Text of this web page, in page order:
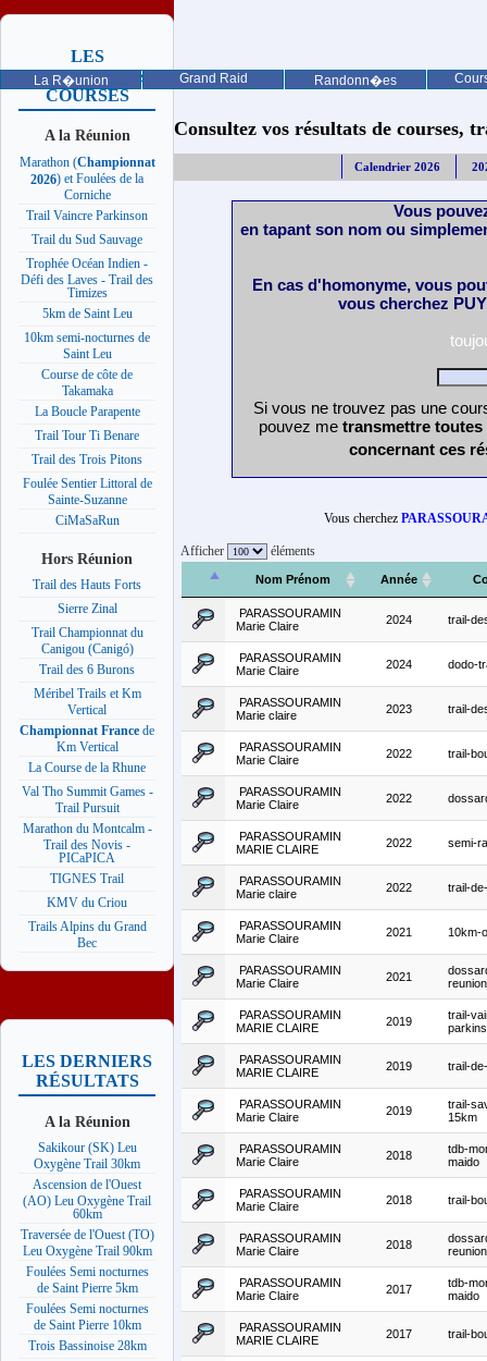
La R�union Grand Raid Randonn�es
LES
PROCHAINES
COURSES
A la Réunion
Marathon (Championnat
2026) et Foulées de la
Corniche
Trail Vaincre Parkinson
Trail du Sud Sauvage
Trophée Océan Indien -
Défi des Laves - Trail des
Timizes
5km de Saint Leu
10km semi-nocturnes de
Saint Leu
Course de côte de
Takamaka
La Boucle Parapente
Trail Tour Ti Benare
Trail des Trois Pitons
Foulée Sentier Littoral de
Sainte-Suzanne
CiMaSaRun
Hors Réunion
Trail des Hauts Forts
Sierre Zinal
Trail Championnat du
Canigou (Canigó)
Trail des 6 Burons
Méribel Trails et Km
Vertical
Championnat France de
Km Vertical
La Course de la Rhune
Val Tho Summit Games -
Trail Pursuit
Marathon du Montcalm -
Trail des Novis -
PICaPICA
TIGNES Trail
KMV du Criou
Trails Alpins du Grand
Bec
LES DERNIERS
RÉSULTATS
A la Réunion
Sakikour (SK) Leu
Oxygène Trail 30km
Ascension de l'Ouest
(AO) Leu Oxygène Trail
60km
Traversée de l'Ouest (TO)
Leu Oxygène Trail 90km
Foulées Semi nocturnes
de Saint Pierre 5km
Foulées Semi nocturnes
de Saint Pierre 10km
Trois Bassinoise 28km
Consultez vos résultats de courses,
Calendrier 2026
Vous
en tapant son nom ou
En cas d'homonyme, vous
vous cherchez
Si vous ne trouvez pas une
pouvez me transmettre
concernant ces
Vous cherchez
Afficher éléments
Nom Prénom Année
PARASSOURAMIN
Marie Claire
2024 trail-
PARASSOURAMIN
Marie Claire
2024 dodo-
PARASSOURAMIN
Marie claire
2023 trail-
PARASSOURAMIN
Marie Claire
2022 trail-
PARASSOURAMIN
Marie Claire
2022
PARASSOURAMIN
MARIE CLAIRE
2022 semi-
PARASSOURAMIN
Marie claire
2022 trail-
PARASSOURAMIN
Marie Claire
2021 10km-
PARASSOURAMIN
Marie Claire
2021
reunion
PARASSOURAMIN
MARIE CLAIRE
2019
trail-
PARASSOURAMIN
MARIE CLAIRE
2019 trail-
PARASSOURAMIN
Marie Claire
2019
trail-
15km
PARASSOURAMIN
Marie Claire
2018
tdb-
maido
PARASSOURAMIN
Marie Claire
2018 trail-
PARASSOURAMIN
Marie Claire
2018
reunion
PARASSOURAMIN
Marie Claire
2017
tdb-
maido
PARASSOURAMIN
MARIE CLAIRE
2017 trail-